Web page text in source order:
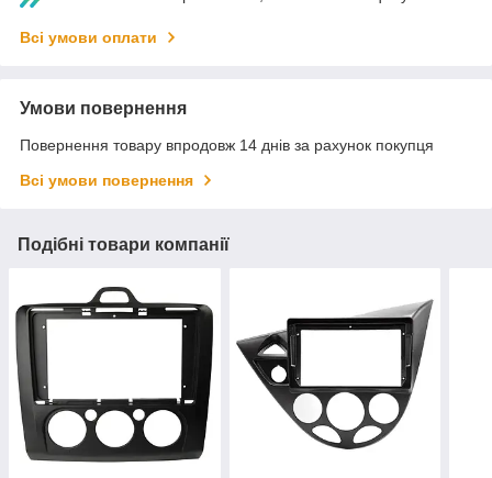
Всі умови оплати
Умови повернення
Повернення товару впродовж 14 днів за рахунок покупця
Всі умови повернення
Подібні товари компанії